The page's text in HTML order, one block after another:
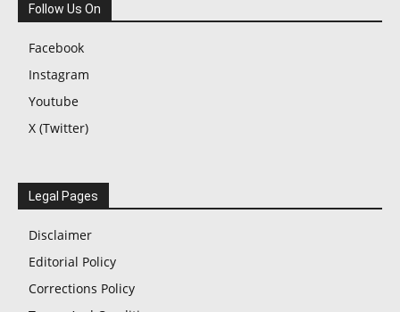
Follow Us On
Facebook
Instagram
Youtube
X (Twitter)
Legal Pages
Disclaimer
Editorial Policy
Corrections Policy